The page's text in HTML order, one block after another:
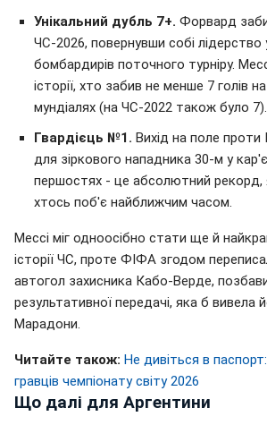
Унікальний дубль 7+. Форвард
ЧС-2026, повернувши собі лідерство
бомбардирів поточного турніру.
історії, хто забив не менше 7 голів
мундіалях (на ЧС-2022 також було 7).
Гвардієць №1. Вихід на поле
для зіркового нападника 30-м у
першостях - це абсолютний рекорд,
хтось поб'є найближчим часом.
Мессі міг одноосібно стати ще й
історії ЧС, проте ФІФА згодом
автогол захисника Кабо-Верде,
результативної передачі, яка б вивела
Марадони.
Читайте також: Не дивіться в
гравців чемпіонату світу 2026
Що далі для Аргентини